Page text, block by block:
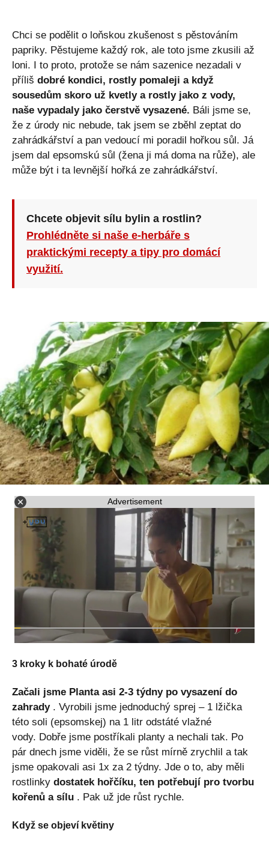
Chci se podělit o loňskou zkušenost s pěstováním
papriky. Pěstujeme každý rok, ale toto jsme zkusili až
loni. I to proto, protože se nám sazenice nezadali v
příliš dobré kondici, rostly pomaleji a když
sousedům skoro už kvetly a rostly jako z vody,
naše vypadaly jako čerstvě vysazené. Báli jsme se,
že z úrody nic nebude, tak jsem se zběhl zeptat do
zahrádkářství a pan vedoucí mi poradil hořkou sůl. Já
jsem dal epsomskú sůl (žena ji má doma na růže), ale
může být i ta levnější hořká ze zahrádkářství.
Chcete objevit sílu bylin a rostlin?
Prohlédněte si naše e-herbáře s
praktickými recepty a tipy pro domácí
využití.
Advertisement
3 kroky k bohaté úrodě
Začali jsme Planta asi 2-3 týdny po vysazení do
zahrady. Vyrobili jsme jednoduchý sprej – 1 lžička
této soli (epsomskej) na 1 litr odstáté vlažné
vody. Dobře jsme postříkali planty a nechali tak. Po
pár dnech jsme viděli, že se růst mírně zrychlil a tak
jsme opakovali asi 1x za 2 týdny. Jde o to, aby měli
rostlinky dostatek hořčíku, ten potřebují pro tvorbu
kořenů a sílu . Pak už jde růst rychle.
Když se objeví květiny